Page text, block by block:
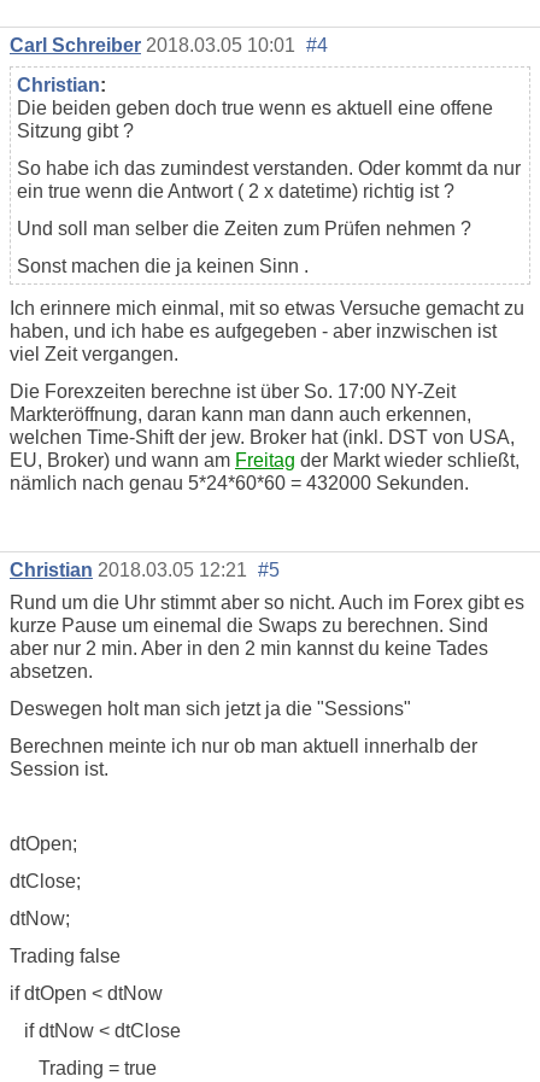
Carl Schreiber 2018.03.05 10:01 #4
Christian:
Die beiden geben doch true wenn es aktuell eine offene
Sitzung gibt ?
So habe ich das zumindest verstanden. Oder kommt da nur
ein true wenn die Antwort ( 2 x datetime) richtig ist ?
Und soll man selber die Zeiten zum Prüfen nehmen ?
Sonst machen die ja keinen Sinn .
Ich erinnere mich einmal, mit so etwas Versuche gemacht zu
haben, und ich habe es aufgegeben - aber inzwischen ist
viel Zeit vergangen.
Die Forexzeiten berechne ist über So. 17:00 NY-Zeit
Markteröffnung, daran kann man dann auch erkennen,
welchen Time-Shift der jew. Broker hat (inkl. DST von USA,
EU, Broker) und wann am Freitag der Markt wieder schließt,
nämlich nach genau 5*24*60*60 = 432000 Sekunden.
Christian 2018.03.05 12:21 #5
Rund um die Uhr stimmt aber so nicht. Auch im Forex gibt es
kurze Pause um einemal die Swaps zu berechnen. Sind
aber nur 2 min. Aber in den 2 min kannst du keine Tades
absetzen.
Deswegen holt man sich jetzt ja die "Sessions"
Berechnen meinte ich nur ob man aktuell innerhalb der
Session ist.
dtOpen;
dtClose;
dtNow;
Trading false
if dtOpen < dtNow
if dtNow < dtClose
Trading = true